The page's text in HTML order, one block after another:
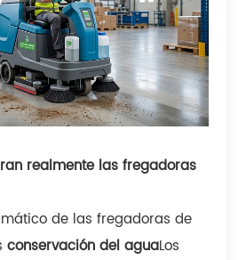
realmente las fregadoras
de las fregadoras de
conservación del aguaLos